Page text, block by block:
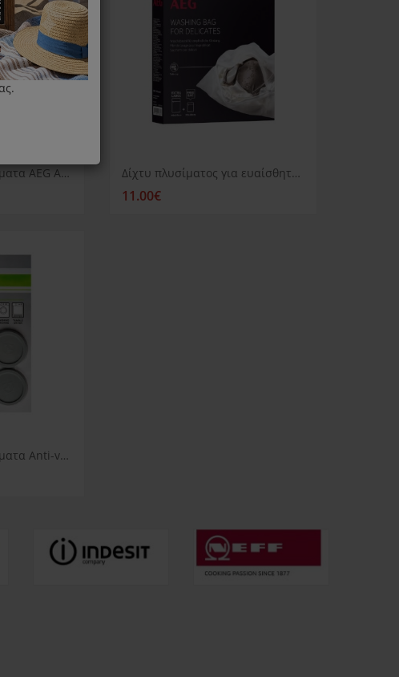
Αντικραδασμικά πέλματα AEG A4WZPA02 για πλυντήρια ρούχων Δίχτυ πλυσίματος για ευαίσθητα ρούχα Aeg
11.00€
Αντικραδασμικά πέλματα Anti-vibration Pads για πλυντήρια ρούχων και στεγνωτήρια Electrolux